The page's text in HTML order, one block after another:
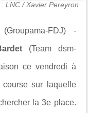
LNC / Xavier Pereyron
(Groupama-FDJ) -
(Team dsm-
ce vendredi à
course sur laquelle
la 3e place.